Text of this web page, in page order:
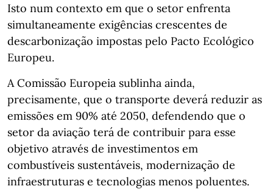
Isto num contexto em que o setor enfrenta
simultaneamente exigências crescentes de
descarbonização impostas pelo Pacto Ecológico
Europeu.
A Comissão Europeia sublinha ainda,
precisamente, que o transporte deverá reduzir as
emissões em 90% até 2050, defendendo que o
setor da aviação terá de contribuir para esse
objetivo através de investimentos em
combustíveis sustentáveis, modernização de
infraestruturas e tecnologias menos poluentes.